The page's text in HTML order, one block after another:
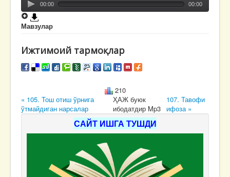
00:00 00:00
Мавзулар
Ижтимоий тармоқлар
210
« 105. Тош отиш ўрнига
ўтмайдиган нарсалар
ҲАЖ буюк
ибодатдир Mp3
107. Тавофи
ифоза »
САЙТ ИШГА ТУШДИ